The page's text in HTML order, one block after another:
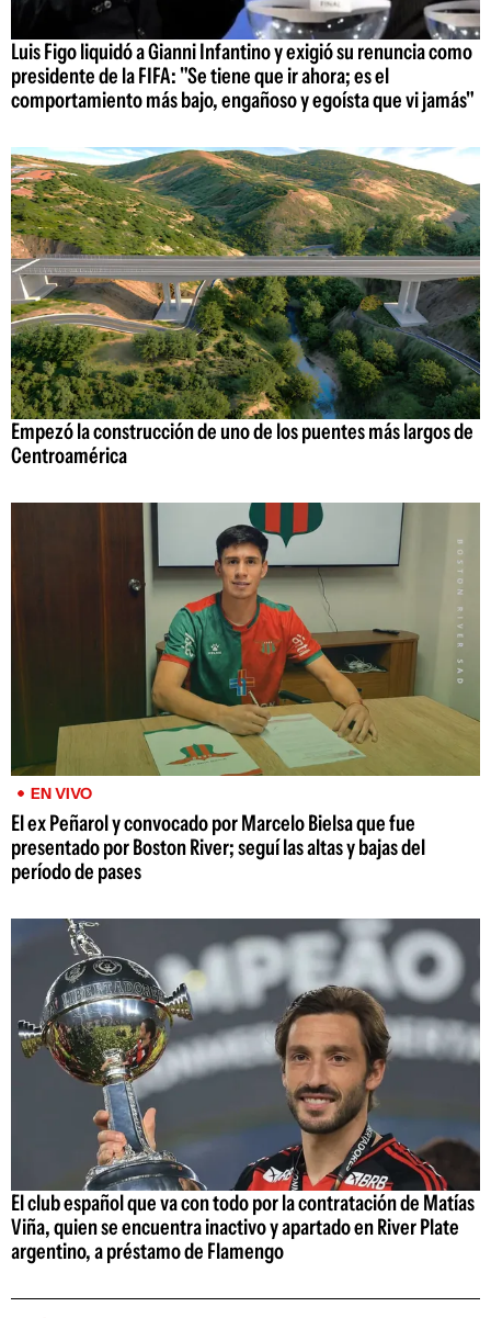
Luis Figo liquidó a Gianni Infantino y exigió su renuncia como
presidente de la FIFA: "Se tiene que ir ahora; es el
comportamiento más bajo, engañoso y egoísta que vi jamás"
Empezó la construcción de uno de los puentes más largos de
Centroamérica
EN VIVO
El ex Peñarol y convocado por Marcelo Bielsa que fue
presentado por Boston River; seguí las altas y bajas del
período de pases
El club español que va con todo por la contratación de Matías
Viña, quien se encuentra inactivo y apartado en River Plate
argentino, a préstamo de Flamengo